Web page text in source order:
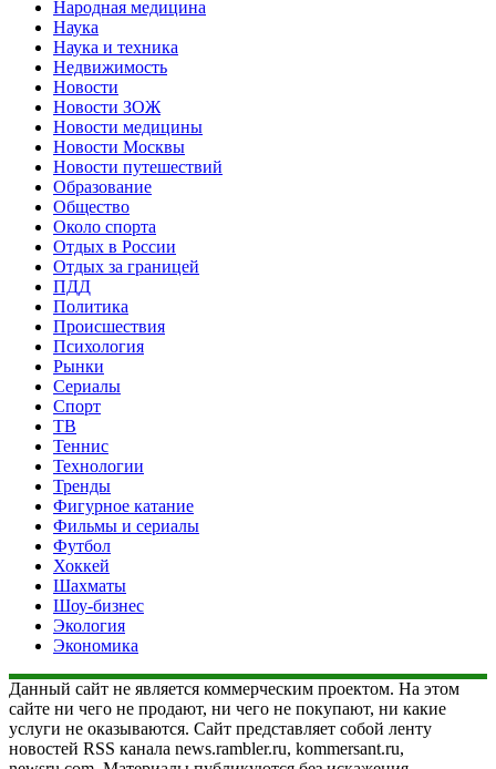
Народная медицина
Наука
Наука и техника
Недвижимость
Новости
Новости ЗОЖ
Новости медицины
Новости Москвы
Новости путешествий
Образование
Общество
Около спорта
Отдых в России
Отдых за границей
ПДД
Политика
Происшествия
Психология
Рынки
Сериалы
Спорт
ТВ
Теннис
Технологии
Тренды
Фигурное катание
Фильмы и сериалы
Футбол
Хоккей
Шахматы
Шоу-бизнес
Экология
Экономика
Данный сайт не является коммерческим проектом. На этом
сайте ни чего не продают, ни чего не покупают, ни какие
услуги не оказываются. Сайт представляет собой ленту
новостей RSS канала news.rambler.ru, kommersant.ru,